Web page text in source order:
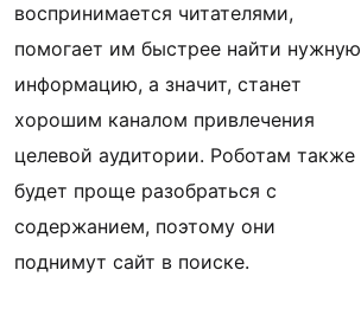
воспринимается читателями,
помогает им быстрее найти нужную
информацию, а значит, станет
хорошим каналом привлечения
целевой аудитории. Роботам также
будет проще разобраться с
содержанием, поэтому они
поднимут сайт в поиске.